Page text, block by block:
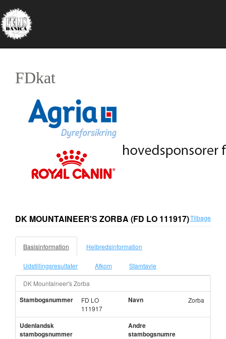
FDkat
DK MOUNTAINEER'S ZORBA (FD LO 111917)Tilbage
Basisinformation Helbredsinformation
Udstillingsresultater Afkom Stamtavle
DK Mountaineer's Zorba
Stambogsnummer
FD LO
111917
Navn Zorba
Udenlandsk
stambogsnummer
Andre
stambogsnumre